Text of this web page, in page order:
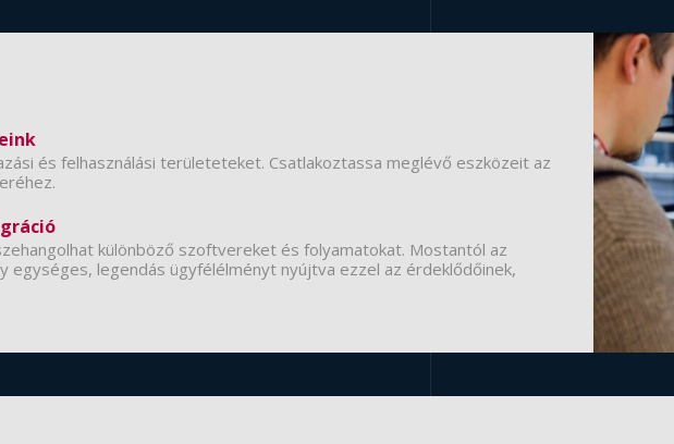
és felhasználási területeteket. Csatlakoztassa meglévő eszközeit az
különböző szoftvereket és folyamatokat. Mostantól az
egységes, legendás ügyfélélményt nyújtva ezzel az érdeklődőinek,